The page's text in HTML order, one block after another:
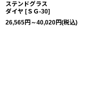
ステンドグラス
ダイヤ [ＳＧ-30]
26,565円 ～40,020円(税込)